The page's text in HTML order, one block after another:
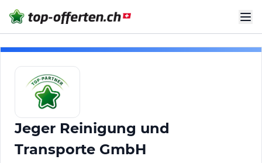
Jeger Reinigung und
Transporte GmbH